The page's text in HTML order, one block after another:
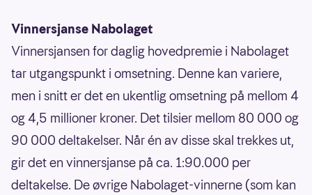
Vinnersjanse Nabolaget
Vinnersjansen for daglig hovedpremie i Nabolaget
tar utgangspunkt i omsetning. Denne kan variere,
men i snitt er det en ukentlig omsetning på mellom 4
og 4,5 millioner kroner. Det tilsier mellom 80 000 og
90 000 deltakelser. Når én av disse skal trekkes ut,
gir det en vinnersjanse på ca. 1:90.000 per
deltakelse. De øvrige Nabolaget-vinnerne (som kan